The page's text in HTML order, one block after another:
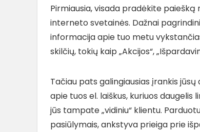
Pirmiausia, visada pradėkite
interneto svetainės. Dažnai
informacija apie tuo metu
skilčių, tokių kaip „Akcijos“,
Tačiau pats galingiausias įrankis jūsų
apie tuos el. laiškus, kuriuos daugelis
jūs tampate „vidiniu“ klientu.
pasiūlymais, ankstyva prieiga prie